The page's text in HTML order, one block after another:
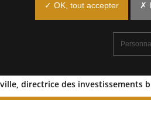
directrice des investissements
directrice
✓ OK, tout accepter ✗